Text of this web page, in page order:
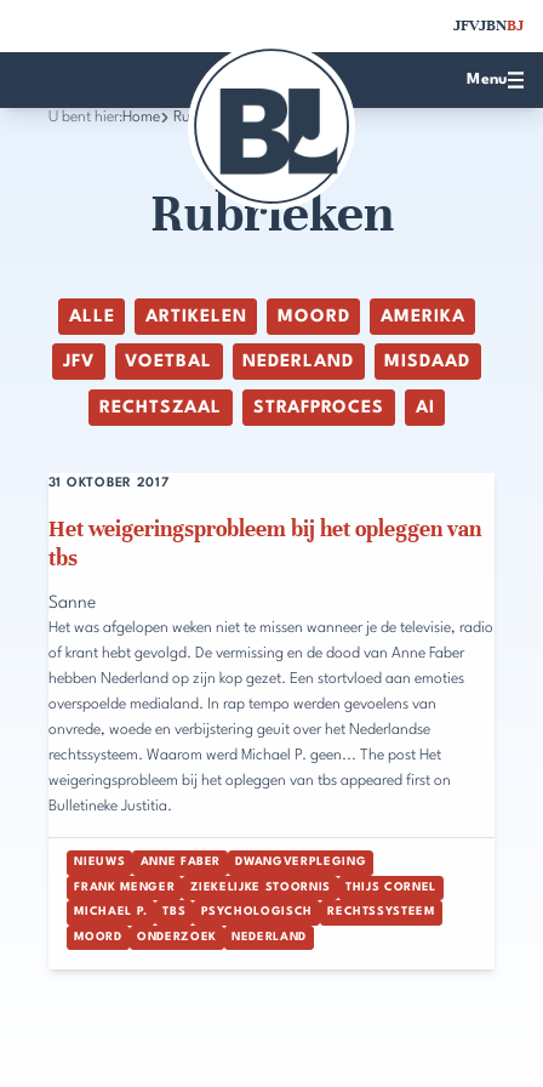
JFVJBNBJ
Menu
U bent hier:Home Rubrieken
Rubrieken
ALLE ARTIKELEN MOORD AMERIKA
JFV VOETBAL NEDERLAND MISDAAD
RECHTSZAAL STRAFPROCES AI
Het weigeringsprobleem bij het opleggen van
tbs
31 OKTOBER 2017
Sanne
Het was afgelopen weken niet te missen wanneer je de televisie, radio
of krant hebt gevolgd. De vermissing en de dood van Anne Faber
hebben Nederland op zijn kop gezet. Een stortvloed aan emoties
overspoelde medialand. In rap tempo werden gevoelens van
onvrede, woede en verbijstering geuit over het Nederlandse
rechtssysteem. Waarom werd Michael P. geen... The post Het
weigeringsprobleem bij het opleggen van tbs appeared first on
Bulletineke Justitia.
NIEUWS ANNE FABER DWANGVERPLEGING
FRANK MENGER ZIEKELIJKE STOORNIS THIJS CORNEL
MICHAEL P. TBS PSYCHOLOGISCH RECHTSSYSTEEM
MOORD ONDERZOEK NEDERLAND